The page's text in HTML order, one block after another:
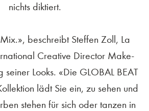
nichts diktiert.
beschreibt Steffen Zoll, La
Creative Director Make-
seiner Looks. «Die GLOBAL BEAT
lädt Sie ein, zu sehen und
stehen für sich oder tanzen in